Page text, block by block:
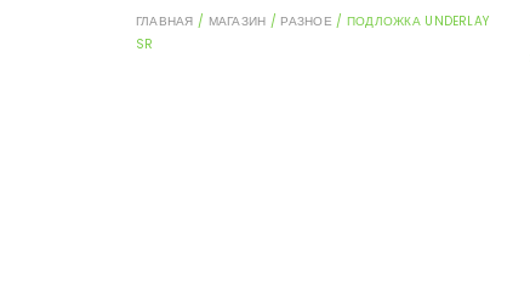
ГЛАВНАЯ / МАГАЗИН / РАЗНОЕ / ПОДЛОЖКА UNDERLAY
SR